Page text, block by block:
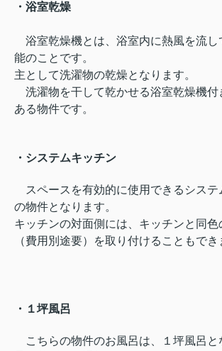
・浴室乾燥
浴室乾燥機とは、浴室内に熱風を流し
能のことです。
主として洗濯物の乾燥となります。
洗濯物を干して乾かせる浴室乾燥機付
ある物件です。
・システムキッチン
スペースを有効的に使用できるシステ
の物件となります。
キッチンの対面側には、キッチンと同色
（費用別途要）を取り付けることもでき
・１坪風呂
こちらの物件のお風呂は、１坪風呂と